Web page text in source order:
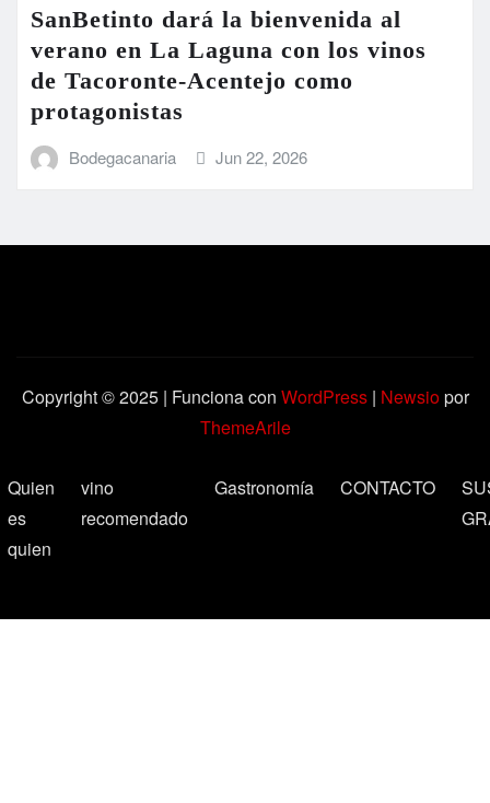
SanBetinto dará la bienvenida al
verano en La Laguna con los vinos
de Tacoronte-Acentejo como
protagonistas
Bodegacanaria Jun 22, 2026
Copyright © 2025 | Funciona con WordPress | Newsiopor
ThemeArile
Quien
es
quien
vino
recomendado
Gastronomía CONTACTO